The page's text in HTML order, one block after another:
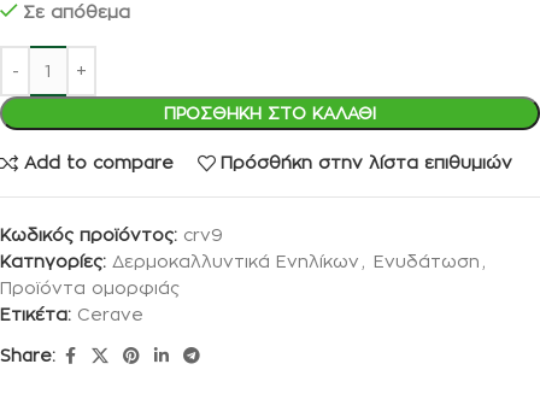
Σε απόθεμα
ΠΡΟΣΘΉΚΗ ΣΤΟ ΚΑΛΆΘΙ
Add to compare Πρόσθήκη στην λίστα επιθυμιών
Κωδικός προϊόντος: crv9
Κατηγορίες: Δερμοκαλλυντικά Ενηλίκων Ενυδάτωση
Προϊόντα ομορφιάς
Ετικέτα: Cerave
Share: